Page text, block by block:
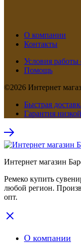
О компании
Контакты
Условия
Помощь
©2026 Интернет
Быстрая
Гарантия
Интернет магазин
Ремеко купить
любой регион.
опт.
О компании